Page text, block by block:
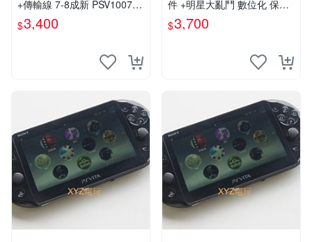
+傳輸線 7-8成新 PSV1007
一年保修
$3,400
件 +明星大亂鬥 數位化 保修
一年 品質有保障
$3,700